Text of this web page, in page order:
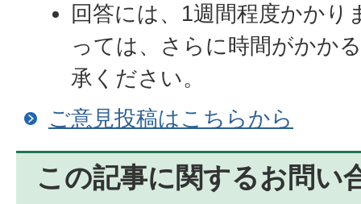
回答には、1週間程度かかり
っては、さらに時間がかか
承ください。
ご意見投稿はこちらから
この記事に関するお問い